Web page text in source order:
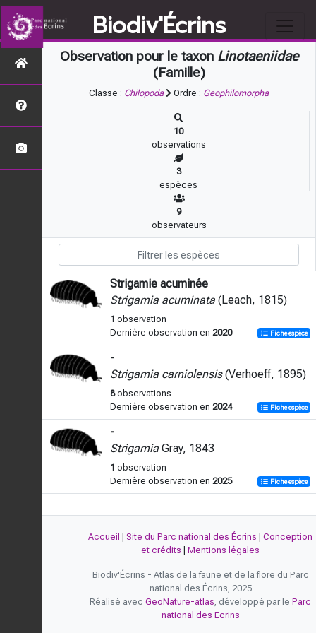
Biodiv'Écrins
Observation pour le taxon Linotaeniidae
(Famille)
Classe : Chilopoda Ordre : Geophilomorpha
10
observations
3
espèces
9
observateurs
Strigamie acuminée
Strigamia acuminata (Leach, 1815)
1 observation
Dernière observation en 2020 Fiche espèce
-
Strigamia carniolensis(Verhoeff, 1895)
8observations
Dernière observation en 2024 Fiche espèce
-
Strigamia Gray, 1843
1 observation
Dernière observation en 2025 Fiche espèce
Accueil Site du Parc national des Écrins
Conception
et crédits
Mentions légales
Biodiv'Écrins - Atlas de la faune et de la flore du Parc
national des Écrins, 2025
Réalisé avec GeoNature-atlas, développé par le Parc
national des Ecrins